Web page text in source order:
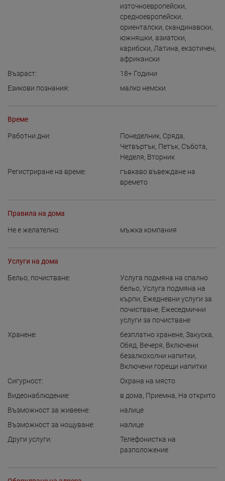
източноевропейски,
средноевропейски,
ориенталски, скандинавски,
южняшки, азиатски,
карибски, Латина, екзотичен,
африкански
Възраст:
18+ Години
Езикови познания:
малко немски
Време
Работни дни: Понеделник, Сряда,
Четвъртък, Петък, Събота,
Неделя, Вторник
Регистриране на време:
гъвкаво въвеждане на
времето
Правила на дома
Не е желателно: мъжка компания
Услуги на дома
Бельо, почистване:
Услуга подмяна на спално
бельо, Услуга подмяна на
кърпи, Ежедневни услуги за
почистване, Ежеседмични
услуги за почистване
Хранене:
безплатно хранене, Закуска,
Обяд, Вечеря, Включени
безалкохолни напитки,
Включени горещи напитки
Сигурност:
Охрана на място
Видеонаблюдение:
в дома, Приемна, На открито
Възможност за живеене:
налице
Възможност за нощуване:
налице
Други услуги:
Телефонистка на
разположение